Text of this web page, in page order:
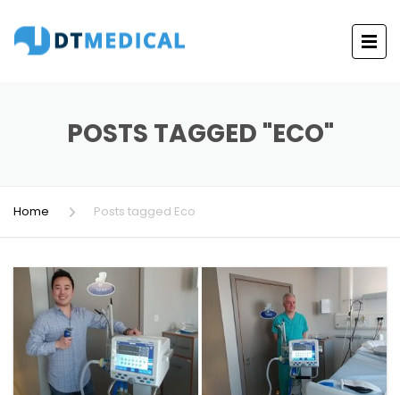
POSTS TAGGED "ECO"
Home Posts tagged Eco